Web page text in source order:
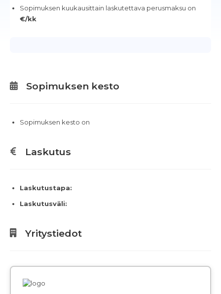
Sopimuksen kuukausittain laskutettava perusmaksu on
€/kk
Sopimuksen kesto
Sopimuksen kesto on
Laskutus
Laskutustapa:
Laskutusväli:
Yritystiedot